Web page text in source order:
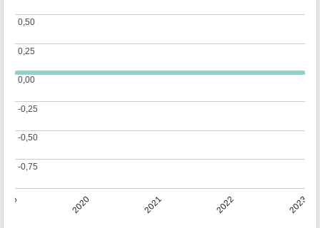
2020 2021 2022 2023
-0,75
-0,75
-0,50
-0,50
-0,25
-0,25
0,00
0,00
0,25
0,25
0,50
0,50